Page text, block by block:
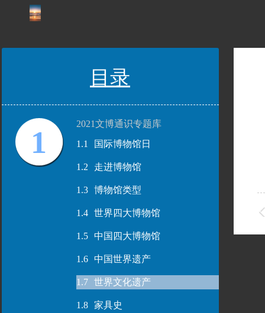
目录
1
2021文博通识专题库
1.1
国际博物馆日
1.2 走进博物馆
1.3 博物馆类型
1.4 世界四大博物馆
1.5 中国四大博物馆
1.6 中国世界遗产
1.7 世界文化遗产
1.8 家具史